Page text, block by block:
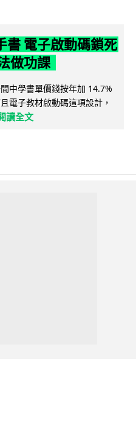
書 電子啟動碼鎖死
做功課
中學書單價錢按年加 14.7%
電子教材啟動碼這項設計，
讀全文